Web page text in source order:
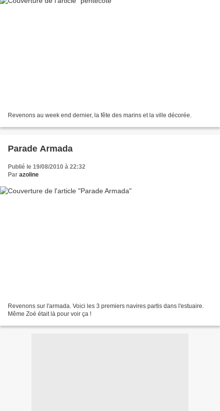
Revenons au week end dernier, la fête des marins et la ville décorée.
Parade Armada
Publié le 19/08/2010 à 22:32
Par azoline
Revenons sur l'armada. Voici les 3 premiers navires partis dans l'estuaire.
Même Zoé était là pour voir ça !